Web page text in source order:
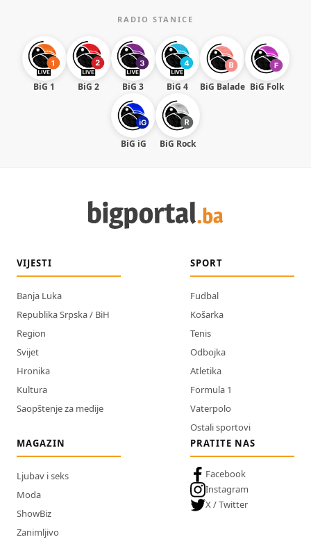
RADIO STANICE
BiG 1 BiG 2 BiG 3 BiG 4 BiG Balade BiG Folk
BiG iG BiG Rock
VIJESTI
Banja Luka
Republika Srpska / BiH
Region
Svijet
Hronika
Kultura
Saopštenje za medije
SPORT
Fudbal
Košarka
Tenis
Odbojka
Atletika
Formula 1
Vaterpolo
Ostali sportovi
MAGAZIN
Ljubav i seks
Moda
ShowBiz
Zanimljivo
PRATITE NAS
Facebook
Instagram
X / Twitter